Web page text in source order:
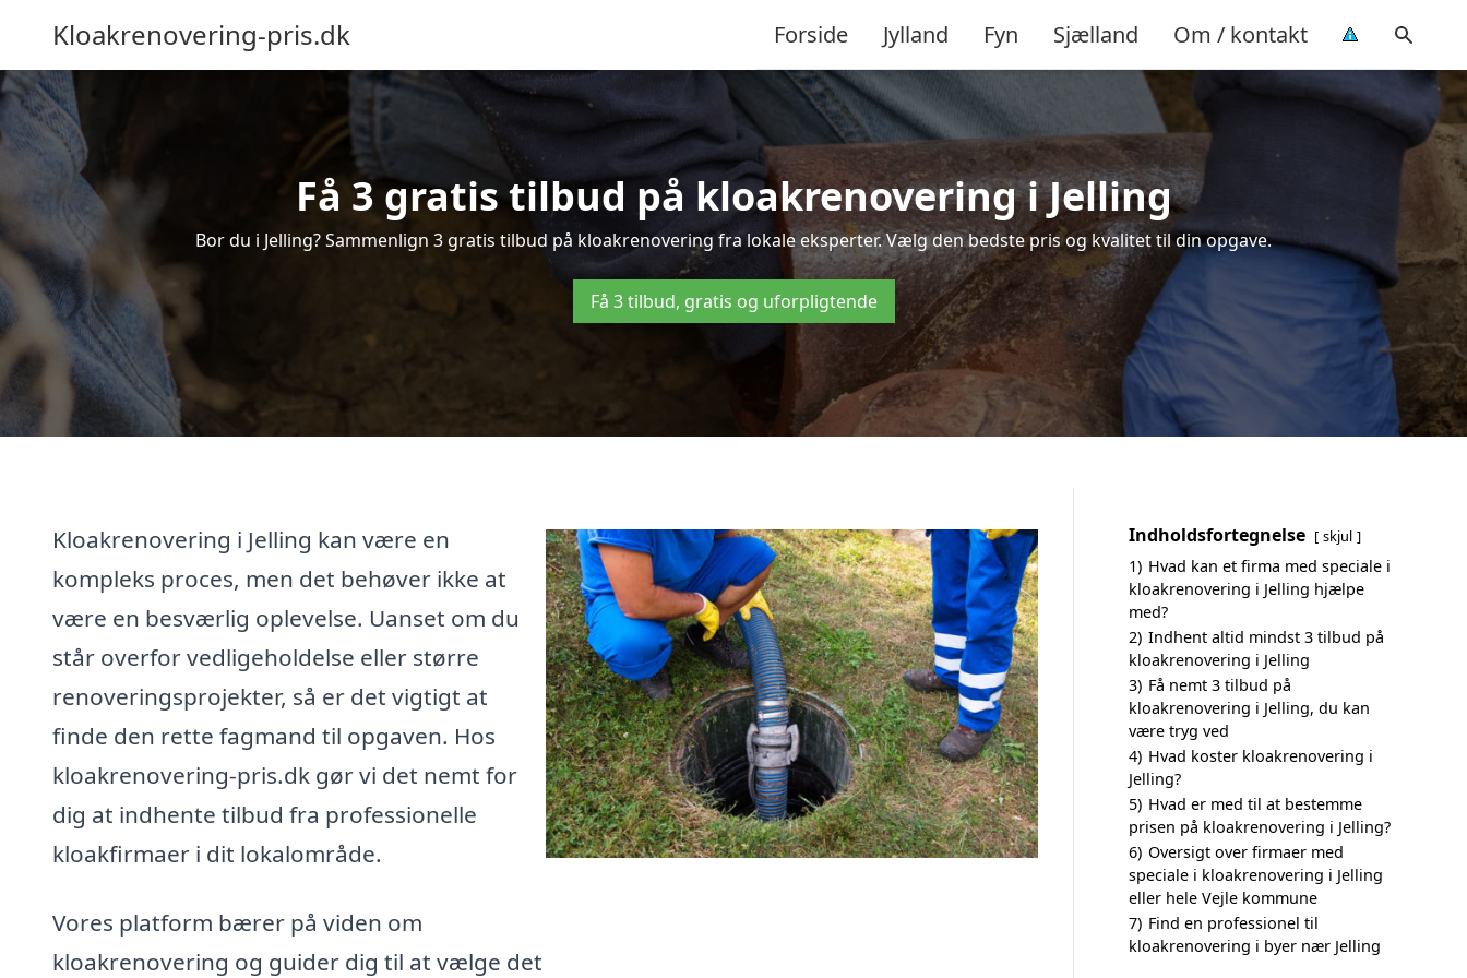
Kloakrenovering-pris.dk Forside Jylland Fyn Sjælland Om / kontakt
Få 3 gratis tilbud på kloakrenovering i Jelling
Bor du i Jelling? Sammenlign 3 gratis tilbud på kloakrenovering fra lokale eksperter. Vælg den bedste pris og kvalitet til din opgave.
Få 3 tilbud, gratis og uforpligtende
Kloakrenovering i Jelling kan være en
kompleks proces, men det behøver ikke at
være en besværlig oplevelse. Uanset om du
står overfor vedligeholdelse eller større
renoveringsprojekter, så er det vigtigt at
finde den rette fagmand til opgaven. Hos
kloakrenovering-pris.dk gør vi det nemt for
dig at indhente tilbud fra professionelle
kloakfirmaer i dit lokalområde.
Vores platform bærer på viden om
kloakrenovering og guider dig til at vælge det
Indholdsfortegnelse skjul
1) Hvad kan et firma med speciale i
kloakrenovering i Jelling hjælpe
med?
2) Indhent altid mindst 3 tilbud på
kloakrenovering i Jelling
3) Få nemt 3 tilbud på
kloakrenovering i Jelling, du kan
være tryg ved
4) Hvad koster kloakrenovering i
Jelling?
5) Hvad er med til at bestemme
prisen på kloakrenovering i Jelling?
6) Oversigt over firmaer med
speciale i kloakrenovering i Jelling
eller hele Vejle kommune
7) Find en professionel til
kloakrenovering i byer nær Jelling